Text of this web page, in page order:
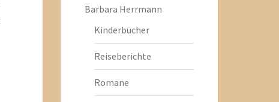
Barbara Herrmann
Kinderbücher
Reiseberichte
Romane